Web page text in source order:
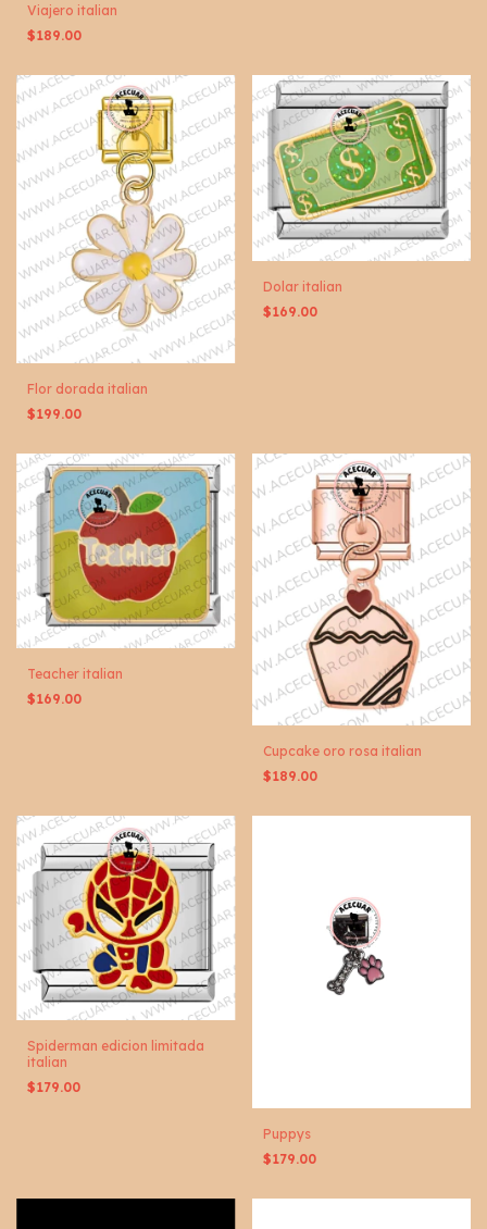
Viajero italian
$189.00
Flor dorada italian
$199.00
Dolar italian
$169.00
Teacher italian
$169.00
Cupcake oro rosa italian
$189.00
Spiderman edicion limitada
italian
$179.00
Puppys
$179.00